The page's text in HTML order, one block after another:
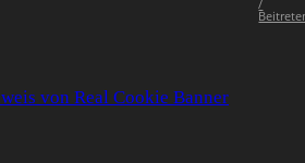
/
von Real Cookie Banner